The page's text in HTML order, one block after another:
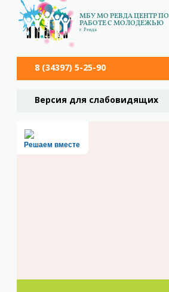
МБУ МО РЕВДА ЦЕНТР ПО
РАБОТЕ С МОЛОДЕЖЬЮ
г. Ревда
8 (34397) 5-25-90
Версия для слабовидящих
Решаем вместе